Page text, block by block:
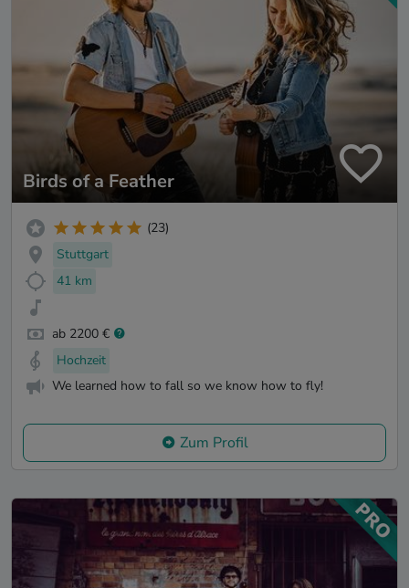
Birds of a Feather
(23)
Stuttgart
41 km
ab 2200 €
Hochzeit
We learned how to fall so we know how to fly!
Zum Profil